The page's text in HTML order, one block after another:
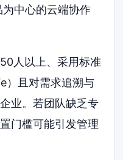
中心的云端协作
人以上、采用标准
）且对需求追溯与
业。若团队缺乏专
门槛可能引发管理